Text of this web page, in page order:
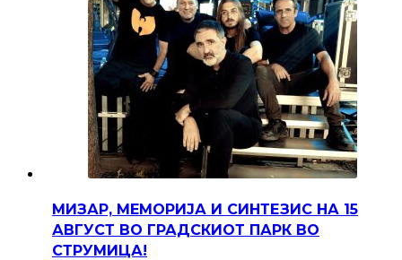
МИЗАР, МЕМОРИЈА И СИНТЕЗИС НА 15
АВГУСТ ВО ГРАДСКИОТ ПАРК ВО
СТРУМИЦА!